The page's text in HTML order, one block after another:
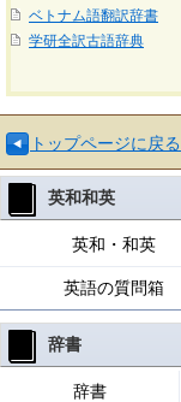
ベトナム語翻訳辞書
学研全訳古語辞典
トップページに戻る
英和和英
英和・和英
英語の質問箱
辞書
辞書